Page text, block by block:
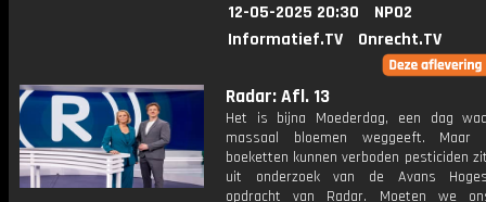
12-05-2025 20:30
NPO2
Informatief.TV
Onrecht.TV
Radar: Afl. 13
Het is bijna Moederdag, een dag
massaal bloemen weggeeft. Maar
boeketten kunnen verboden pesticiden
uit onderzoek van de Avans
opdracht van Radar. Moeten we